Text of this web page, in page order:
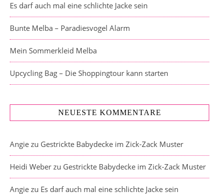
Es darf auch mal eine schlichte Jacke sein
Bunte Melba – Paradiesvogel Alarm
Mein Sommerkleid Melba
Upcycling Bag – Die Shoppingtour kann starten
NEUESTE KOMMENTARE
Angie zu Gestrickte Babydecke im Zick-Zack Muster
Heidi Weber zu Gestrickte Babydecke im Zick-Zack Muster
Angie zu Es darf auch mal eine schlichte Jacke sein